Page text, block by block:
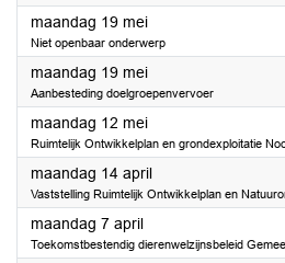
maandag 19 mei2025
Niet openbaar onderwerp
maandag 19 mei2025
Aanbesteding doelgroepenvervoer
maandag 12 mei2025
Ruimtelijk Ontwikkelplan en grondexploitatie
maandag 14 april2025
Vaststelling Ruimtelijk Ontwikkelplan en
maandag 7 april2025
Toekomstbestendig dierenwelzijnsbeleid